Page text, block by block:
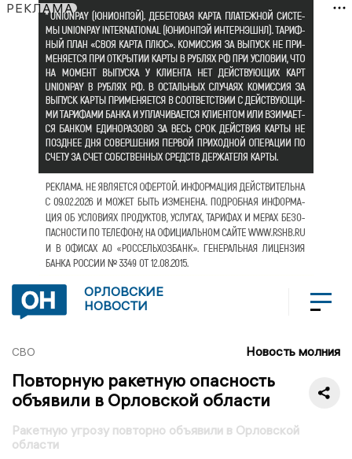
РЕКЛАМА
ОРЛОВСКИЕ
НОВОСТИ
СВО Новость молния
Повторную ракетную опасность
объявили в Орловской области
Ракетную угрозу повторно объявили в Орловской
области